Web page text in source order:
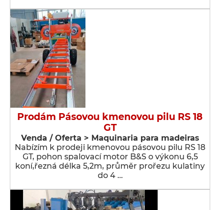
Prodám Pásovou kmenovou pilu RS 18
GT
Venda / Oferta > Maquinaria para madeiras
Nabízím k prodeji kmenovou pásovou pilu RS 18
GT, pohon spalovací motor B&S o výkonu 6,5
koní,řezná délka 5,2m, průměr prořezu kulatiny
do 4 …